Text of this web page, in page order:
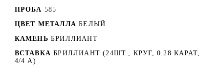
ПРОБА 585
ЦВЕТ МЕТАЛЛА БЕЛЫЙ
КАМЕНЬ БРИЛЛИАНТ
ВСТАВКА БРИЛЛИАНТ (24ШТ., КРУГ, 0.28 КАРАТ,
4/4 А)